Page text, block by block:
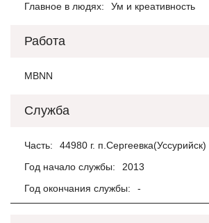
Главное в людях:
Ум и креативность
Работа
MBNN
Служба
Часть:
44980 г. п.Сергеевка(Уссурийск)
Год начало службы:
2013
Год окончания службы:
-